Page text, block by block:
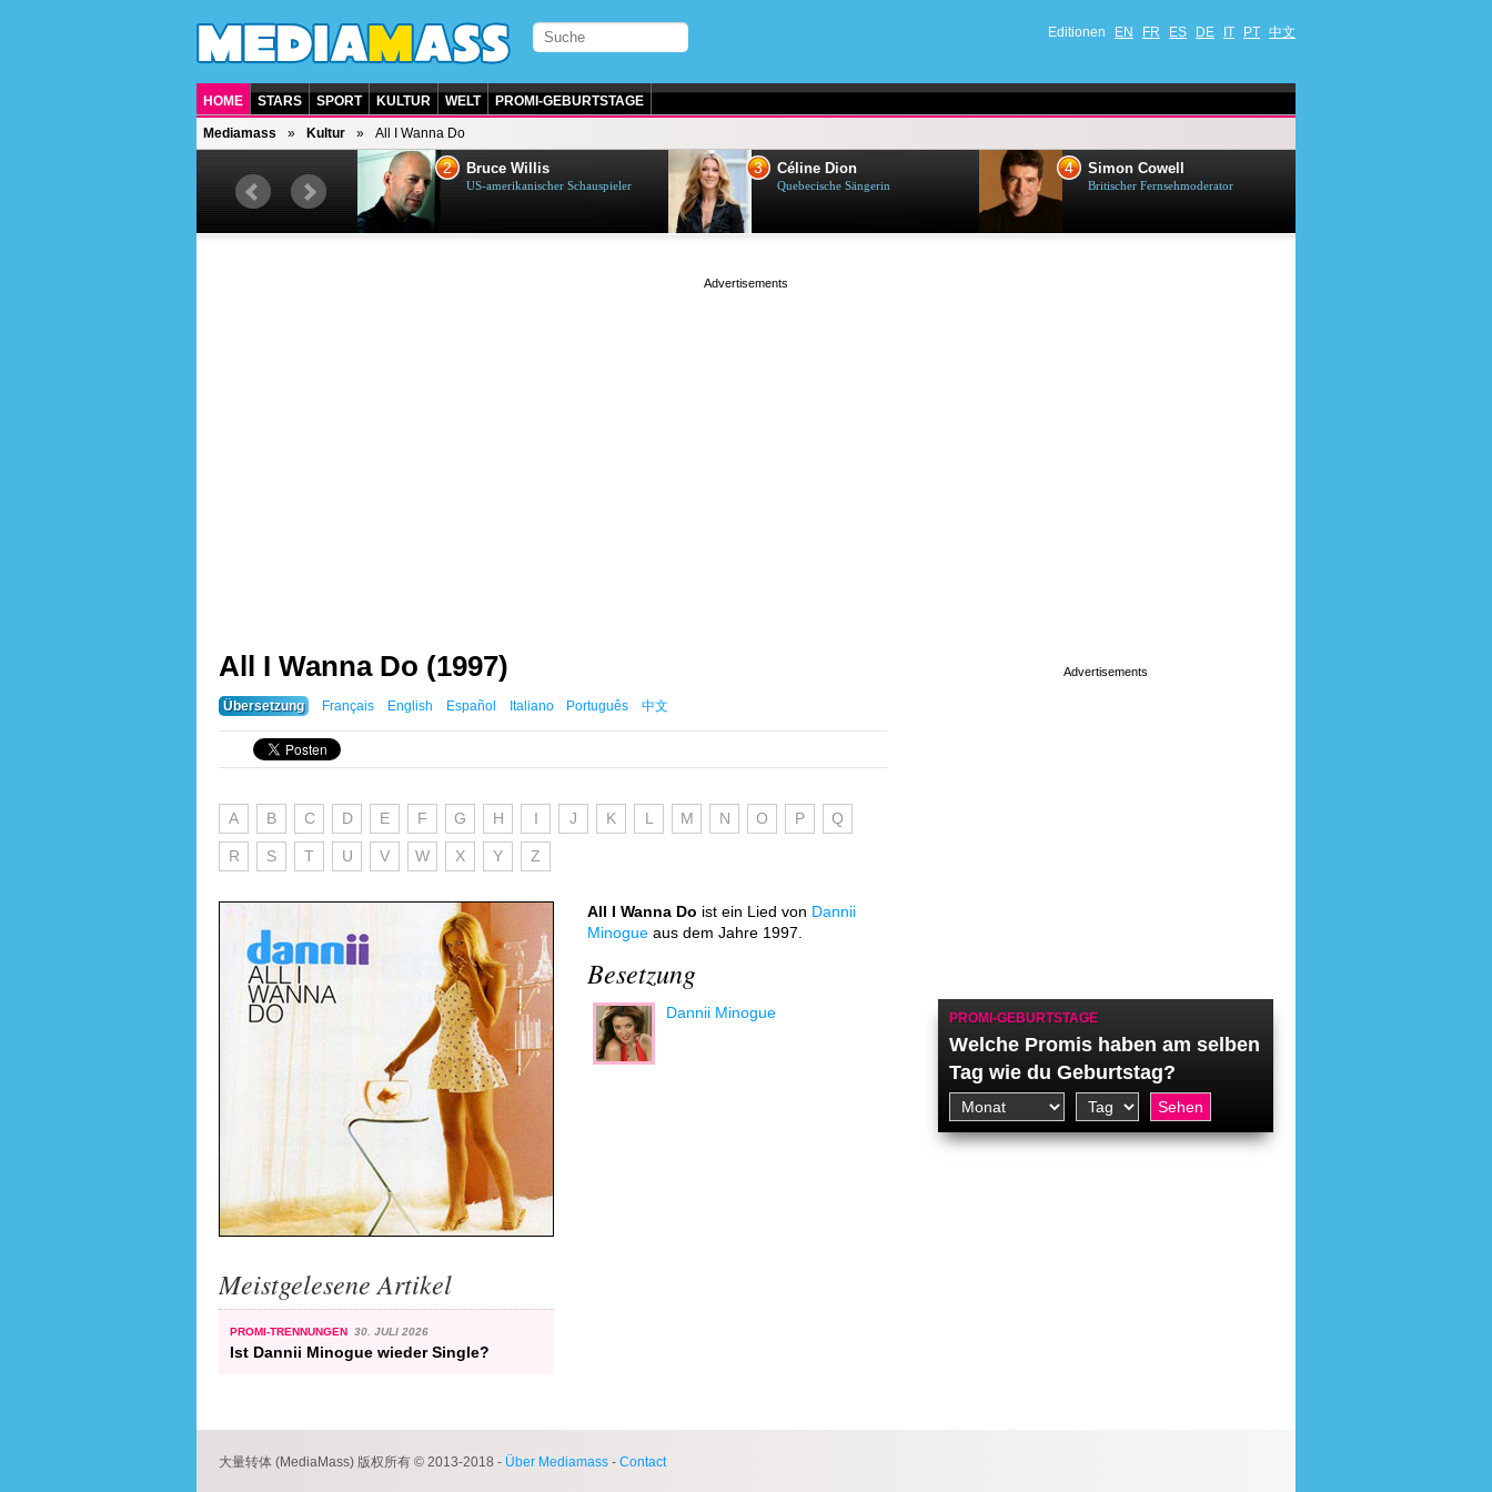
Editionen EN FR ES DE IT PT 中文
HOME STARS SPORT KULTUR WELT PROMI-GEBURTSTAGE
Mediamass Kultur All I Wanna Do
Deutsche Sängerin
2 Bruce Willis
US-amerikanischer Schauspieler
3 Céline Dion
Quebecische Sängerin
4 Simon Cowell
Britischer Fernsehmoderator
All I Wanna Do (1997)
Übersetzung Français English Español Italiano Português 中文
A B C D E F G H I J K L M N O P Q
R S T U V W X Y Z
Meistgelesene Artikel
PROMI-TRENNUNGEN 30. JULI 2026
Ist Dannii Minogue wieder Single?
All I Wanna Do ist ein Lied von Dannii
Minogue aus dem Jahre 1997.
Besetzung
Dannii Minogue PROMI-GEBURTSTAGE
Welche Promis haben am selben
Tag wie du Geburtstag?
大量转体 (MediaMass) 版权所有 © 2013-2018 - Über Mediamass - Contact